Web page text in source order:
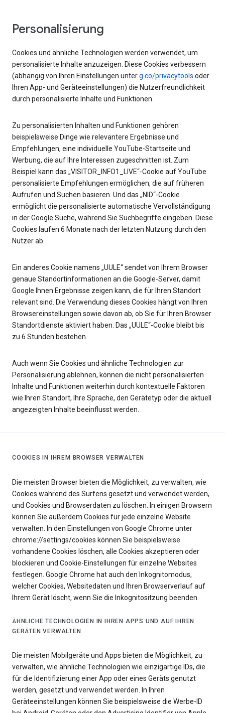
Personalisierung
Cookies und ähnliche Technologien werden verwendet, um
personalisierte Inhalte anzuzeigen. Diese Cookies verbessern
(abhängig von Ihren Einstellungen unterg.co/privacytools oder
Ihren App- und Geräteeinstellungen) die Nutzerfreundlichkeit
durch personalisierte Inhalte und Funktionen.
Zu personalisierten Inhalten und Funktionen gehören
beispielsweise Dinge wie relevantere Ergebnisse und
Empfehlungen, eine individuelle YouTube-Startseite und
Werbung, die auf Ihre Interessen zugeschnitten ist. Zum
Beispiel kann das „VISITOR_INFO1_LIVE“-Cookie auf YouTube
personalisierte Empfehlungen ermöglichen, die auf früheren
Aufrufen und Suchen basieren. Und das „NID“-Cookie
ermöglicht die personalisierte automatische Vervollständigung
in der Google Suche, während Sie Suchbegriffe eingeben. Diese
Cookies laufen 6 Monate nach der letzten Nutzung durch den
Nutzer ab.
Ein anderes Cookie namens „UULE“ sendet von Ihrem Browser
genaue Standortinformationen an die Google-Server, damit
Google Ihnen Ergebnisse zeigen kann, die für Ihren Standort
relevant sind. Die Verwendung dieses Cookies hängt von Ihren
Browsereinstellungen sowie davon ab, ob Sie für Ihren Browser
Standortdienste aktiviert haben. Das „UULE“-Cookie bleibt bis
zu 6 Stunden bestehen.
Auch wenn Sie Cookies und ähnliche Technologien zur
Personalisierung ablehnen, können die nicht personalisierten
Inhalte und Funktionen weiterhin durch kontextuelle Faktoren
wie Ihren Standort, Ihre Sprache, den Gerätetyp oder die aktuell
angezeigten Inhalte beeinflusst werden.
COOKIES IN IHREM BROWSER VERWALTEN
Die meisten Browser bieten die Möglichkeit, zu verwalten, wie
Cookies während des Surfens gesetzt und verwendet werden,
und Cookies und Browserdaten zu löschen. In einigen Browsern
können Sie außerdem Cookies für jede einzelne Website
verwalten. In den Einstellungen von Google Chrome unter
chrome://settings/cookies können Sie beispielsweise
vorhandene Cookies löschen, alle Cookies akzeptieren oder
blockieren und Cookie-Einstellungen für einzelne Websites
festlegen. Google Chrome hat auch den Inkognitomodus,
welcher Cookies, Websitedaten und Ihren Browserverlauf auf
Ihrem Gerät löscht, wenn Sie die Inkognitositzung beenden.
ÄHNLICHE TECHNOLOGIEN IN IHREN APPS UND AUF IHREN
GERÄTEN VERWALTEN
Die meisten Mobilgeräte und Apps bieten die Möglichkeit, zu
verwalten, wie ähnliche Technologien wie einzigartige IDs, die
für die Identifizierung einer App oder eines Geräts genutzt
werden, gesetzt und verwendet werden. In Ihren
Geräteeinstellungen können Sie beispielsweise die Werbe-ID